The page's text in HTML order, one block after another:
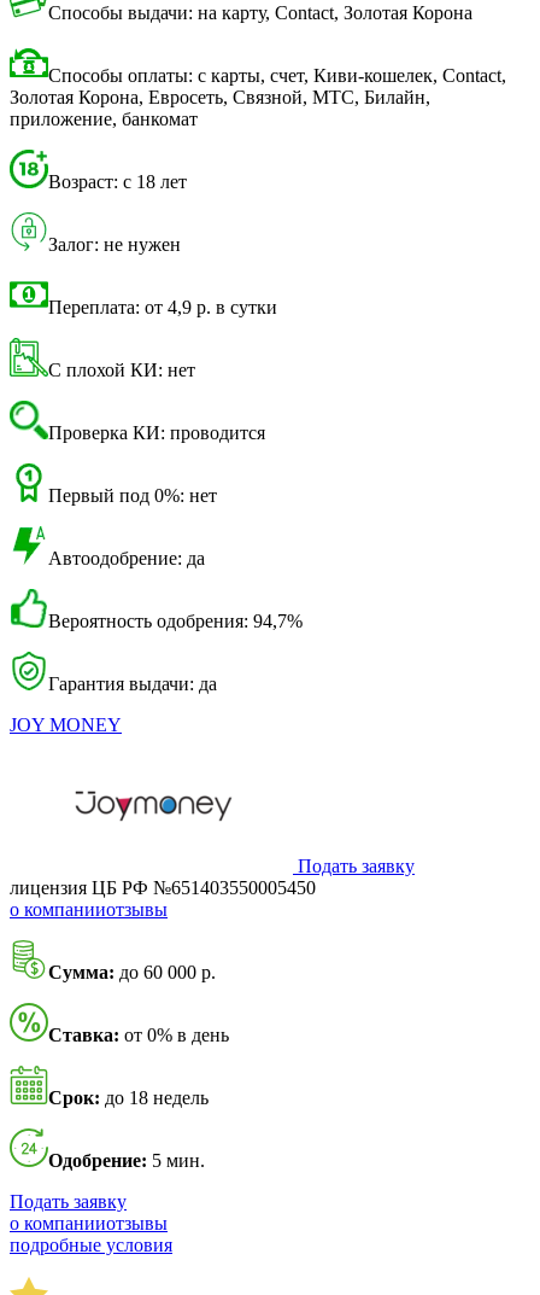
Способы выдачи: на карту, Contact, Золотая Корона
Способы оплаты: с карты, счет, Киви-кошелек, Contact,
Золотая Корона, Евросеть, Связной, МТС, Билайн,
приложение, банкомат
Возраст: с 18 лет
Залог: не нужен
Переплата: от 4,9 р. в сутки
С плохой КИ: нет
Проверка КИ: проводится
Первый под 0%: нет
Автоодобрение: да
Вероятность одобрения: 94,7%
Гарантия выдачи: да
JOY MONEY
Подать заявку
лицензия ЦБ РФ №651403550005450
о компанииотзывы
Сумма: до 60 000 р.
Ставка: от 0% в день
Срок: до 18 недель
Одобрение: 5 мин.
Подать заявку
о компанииотзывы
подробные условия